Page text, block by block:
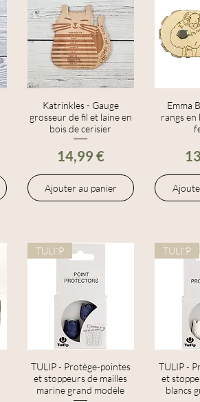
Aperçu rapide
Katrinkles - Gauge
grosseur de fil et laine en
bois de cerisier
Prix
14,99 €
Ajouter au panier
Emma
rangs
Aperçu rapide
TULI¨P
TULIP - Protège-pointes
et stoppeurs de mailles
marine grand modèle
TULI¨P
TULIP -
et
blancs